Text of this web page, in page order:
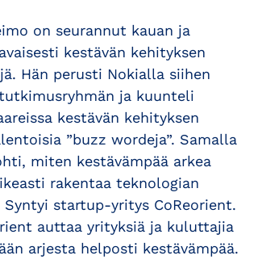
on seurannut kauan ja
kestävän kehityksen
Hän perusti Nokialla siihen
ja kuunteli
kestävän kehityksen
”buzz wordeja”. Samalla
miten kestävämpää arkea
rakentaa teknologian
Syntyi startup-yritys CoReorient.
auttaa yrityksiä ja kuluttajia
arjesta helposti kestävämpää.